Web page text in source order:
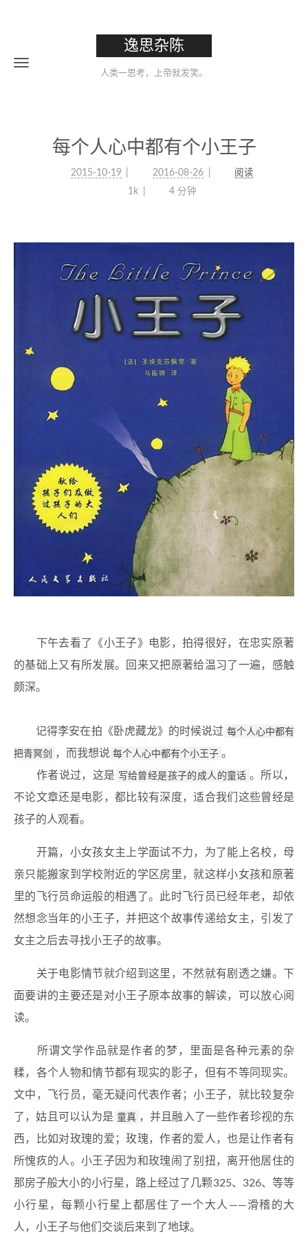
逸思杂陈
人类一思考，上帝就发笑。
每个人心中都有个小王子
2015-10-19 2016-08-26
阅读
1k
4 分钟
下午去看了《小王子》电影，拍得很好，在忠实原著
的基础上又有所发展。回来又把原著给温习了一遍，感触
颇深。
记得李安在拍《卧虎藏龙》的时候说过 每个人心中都有
把青冥剑 ，而我想说 每个人心中都有个小王子 。
作者说过，这是 写给曾经是孩子的成人的童话 。所以，
不论文章还是电影，都比较有深度，适合我们这些曾经是
孩子的人观看。
开篇，小女孩女主上学面试不力，为了能上名校，母
亲只能搬家到学校附近的学区房里，就这样小女孩和原著
里的飞行员命运般的相遇了。此时飞行员已经年老，却依
然想念当年的小王子，并把这个故事传递给女主，引发了
女主之后去寻找小王子的故事。
关于电影情节就介绍到这里，不然就有剧透之嫌。下
面要讲的主要还是对小王子原本故事的解读，可以放心阅
读。
所谓文学作品就是作者的梦，里面是各种元素的杂
糅，各个人物和情节都有现实的影子，但有不等同现实。
文中，飞行员，毫无疑问代表作者；小王子，就比较复杂
了，姑且可以认为是 童真 ，并且融入了一些作者珍视的东
西，比如对玫瑰的爱；玫瑰，作者的爱人，也是让作者有
所愧疚的人。小王子因为和玫瑰闹了别扭，离开他居住的
那房子般大小的小行星，路上经过了几颗325、326、等等
小行星，每颗小行星上都居住了一个大人——滑稽的大
人，小王子与他们交谈后来到了地球。